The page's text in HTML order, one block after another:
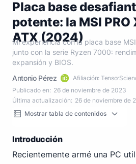
Placa base
potente: la MSI
ATX (2024)
Mi experiencia con la placa base
junto con la serie Ryzen 7000:
expansión y BIOS.
Antonio Pérez
Afiliación:
Publicado en: 26 de noviembre de 2023
Última actualización: 26 de noviembre de
Mostrar tabla de contenidos
Introducción
Recientemente armé una PC